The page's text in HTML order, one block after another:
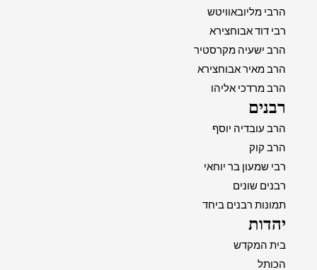
הרבי מליובאוויטש
רבי דוד אבוחצירא
הרב ישעיה מקרסטיר
הרב מאיר אבוחצירא
הרב מרדכי אליהו
רבנים
הרב עובדיה יוסף
הרב קוק
רבי שמעון בר יוחאי
רבנים שונים
תמונות רבנים ביחד
יהדות
בית המקדש
הכותל